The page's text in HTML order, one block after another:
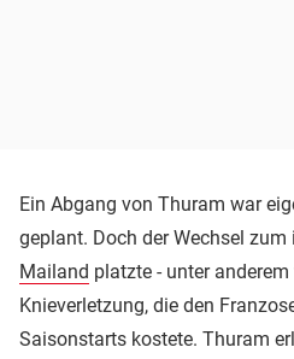
Ein Abgang von Thuram war
geplant. Doch der Wechsel
Mailand platzte - unter
Knieverletzung, die den
Saisonstarts kostete. Thuram